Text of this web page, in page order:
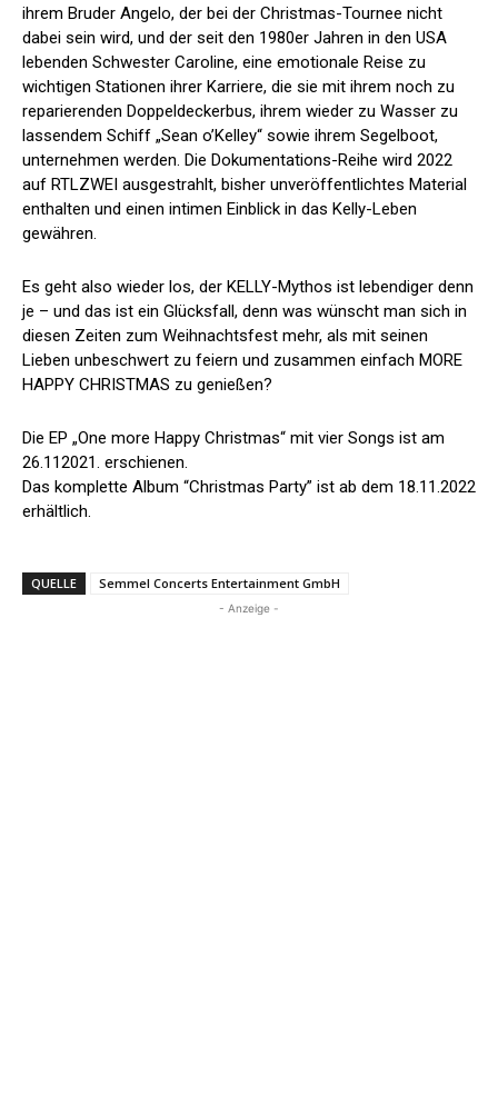
ihrem Bruder Angelo, der bei der Christmas-Tournee nicht
dabei sein wird, und der seit den 1980er Jahren in den USA
lebenden Schwester Caroline, eine emotionale Reise zu
wichtigen Stationen ihrer Karriere, die sie mit ihrem noch zu
reparierenden Doppeldeckerbus, ihrem wieder zu Wasser zu
lassendem Schiff „Sean o’Kelley“ sowie ihrem Segelboot,
unternehmen werden. Die Dokumentations-Reihe wird 2022
auf RTLZWEI ausgestrahlt, bisher unveröffentlichtes Material
enthalten und einen intimen Einblick in das Kelly-Leben
gewähren.
Es geht also wieder los, der KELLY-Mythos ist lebendiger denn
je – und das ist ein Glücksfall, denn was wünscht man sich in
diesen Zeiten zum Weihnachtsfest mehr, als mit seinen
Lieben unbeschwert zu feiern und zusammen einfach MORE
HAPPY CHRISTMAS zu genießen?
Die EP „One more Happy Christmas“ mit vier Songs ist am
26.112021. erschienen.
Das komplette Album “Christmas Party” ist ab dem 18.11.2022
erhältlich.
QUELLE Semmel Concerts Entertainment GmbH
- Anzeige -